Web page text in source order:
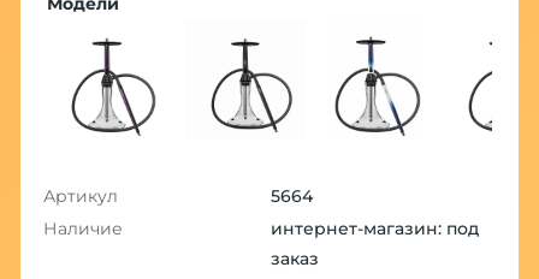
Артикул
5664
Наличие
интернет-магазин: под
заказ